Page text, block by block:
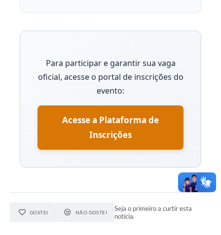
Para participar e garantir sua vaga
oficial, acesse o portal de inscrições do
evento:
Acesse a Plataforma de
Inscrições
GOSTEI NÃO GOSTEI
Seja o primeiro a curtir esta
notícia.